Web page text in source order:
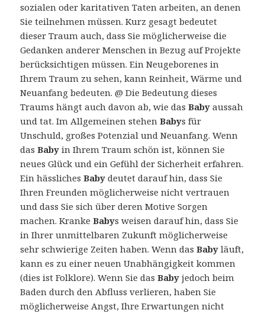
sozialen oder karitativen Taten arbeiten, an denen
Sie teilnehmen müssen. Kurz gesagt bedeutet
dieser Traum auch, dass Sie möglicherweise die
Gedanken anderer Menschen in Bezug auf Projekte
berücksichtigen müssen. Ein Neugeborenes in
Ihrem Traum zu sehen, kann Reinheit, Wärme und
Neuanfang bedeuten. @ Die Bedeutung dieses
Traums hängt auch davon ab, wie dasBaby aussah
und tat. Im Allgemeinen stehenBabys für
Unschuld, großes Potenzial und Neuanfang. Wenn
dasBaby in Ihrem Traum schön ist, können Sie
neues Glück und ein Gefühl der Sicherheit erfahren.
Ein hässlichesBaby deutet darauf hin, dass Sie
Ihren Freunden möglicherweise nicht vertrauen
und dass Sie sich über deren Motive Sorgen
machen. KrankeBabys weisen darauf hin, dass Sie
in Ihrer unmittelbaren Zukunft möglicherweise
sehr schwierige Zeiten haben. Wenn dasBaby läuft,
kann es zu einer neuen Unabhängigkeit kommen
(dies ist Folklore). Wenn Sie dasBaby jedoch beim
Baden durch den Abfluss verlieren, haben Sie
möglicherweise Angst, Ihre Erwartungen nicht